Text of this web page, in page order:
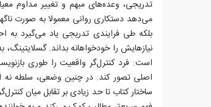
تدریجی، وعده‌های مبهم و تغییر مداوم
می‌دهد دستکاری روانی معمولا به صورت
بلکه طی فرایندی تدریجی یاد می‌گیرد
نیازهایش را خودخواهانه بداند.
است: فرد کنترل‌گر واقعیت را طوری
اصلی تصور کند. در چنین وضعی، سلطه نه
ساختار کتاب تا حد زیادی بر تقابل میان